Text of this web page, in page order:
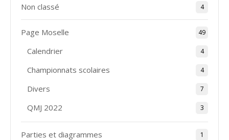
Non classé 4
Page Moselle 49
Calendrier 4
Championnats scolaires 4
Divers 7
QMJ 2022 3
Parties et diagrammes 1